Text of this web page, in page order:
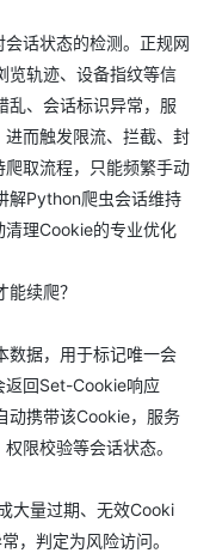
话状态的检测。正规网
览轨迹、设备指纹等信
乱、会话标识异常，服
而触发限流、拦截、封
取流程，只能频繁手动
解Python爬虫会话维持
理Cookie的专业优化
续爬？
数据，用于标记唯一会
返回Set-Cookie响应
动携带该Cookie，服务
限校验等会话状态。
大量过期、无效Cooki
，判定为风险访问。